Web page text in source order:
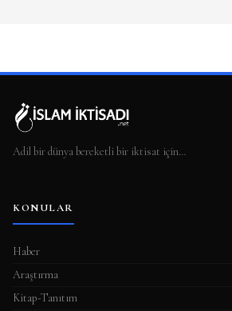
Adil bir dünya bereketli bir iktisat için…
KONULAR
Haber
Araştırma
Kitap-Tanıtım